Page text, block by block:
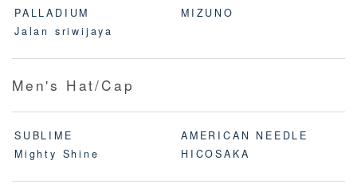
PALLADIUM
MIZUNO
Jalan sriwijaya
Men's Hat/Cap
SUBLIME
AMERICAN NEEDLE
Mighty Shine
HICOSAKA